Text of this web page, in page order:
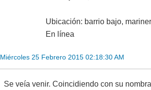
Ubicación: barrio bajo,
En línea
Miércoles 25 Febrero 2015 02:18:30 AM
Se veía venir. Coincidiendo con su